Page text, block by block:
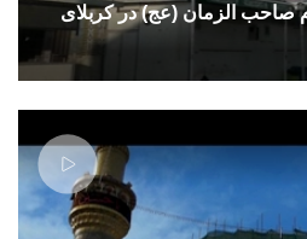
صاحب الزمان (عج) در کربلای